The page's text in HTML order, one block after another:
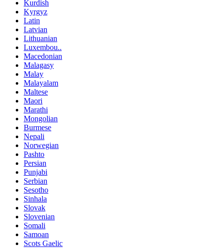
Kurdish
Kyrgyz
Latin
Latvian
Lithuanian
Luxembou..
Macedonian
Malagasy
Malay
Malayalam
Maltese
Maori
Marathi
Mongolian
Burmese
Nepali
Norwegian
Pashto
Persian
Punjabi
Serbian
Sesotho
Sinhala
Slovak
Slovenian
Somali
Samoan
Scots Gaelic